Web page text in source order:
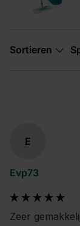
Sortieren
E
Evp73
Zeer